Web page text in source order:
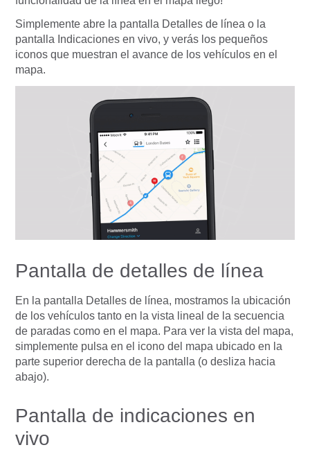
Simplemente abre la pantalla Detalles de línea o la
pantalla Indicaciones en vivo, y verás los pequeños
iconos que muestran el avance de los vehículos en el
mapa.
Pantalla de detalles de línea
En la pantalla Detalles de línea, mostramos la ubicación
de los vehículos tanto en la vista lineal de la secuencia
de paradas como en el mapa. Para ver la vista del mapa,
simplemente pulsa en el icono del mapa ubicado en la
parte superior derecha de la pantalla (o desliza hacia
abajo).
Pantalla de indicaciones en
vivo